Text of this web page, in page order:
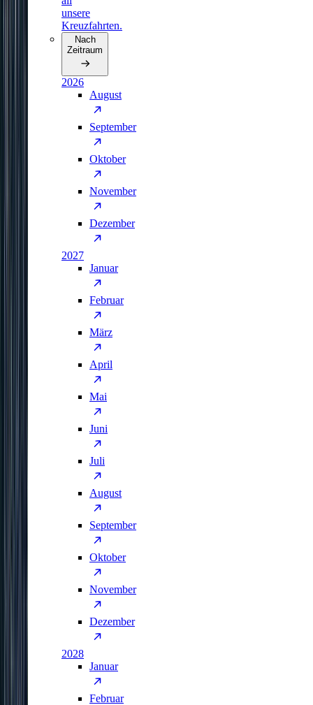
unsere
Kreuzfahrten.
Nach
Zeitraum
2026
August
September
Oktober
November
Dezember
2027
Januar
Februar
März
April
Mai
Juni
Juli
August
September
Oktober
November
Dezember
2028
Januar
Februar